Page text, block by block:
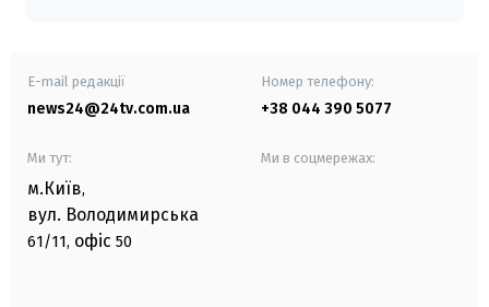
E-mail редакції
news24@24tv.com.ua
Номер телефону:
+38 044 390 5077
Ми тут:
м.Київ,
вул. Володимирська
61/11, офіс 50
Ми в соцмережах: